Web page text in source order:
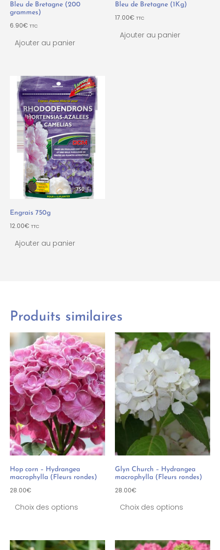
Bleu de Bretagne (200
grammes)
6.90€ TTC
Ajouter au panier
Bleu de Bretagne (1Kg)
17.00€ TTC
Ajouter au panier
Engrais 750g
12.00€ TTC
Ajouter au panier
Produits similaires
Hop corn – Hydrangea
macrophylla (Fleurs rondes)
28.00€
Choix des options
Glyn Church – Hydrangea
macrophylla (Fleurs rondes)
28.00€
Choix des options